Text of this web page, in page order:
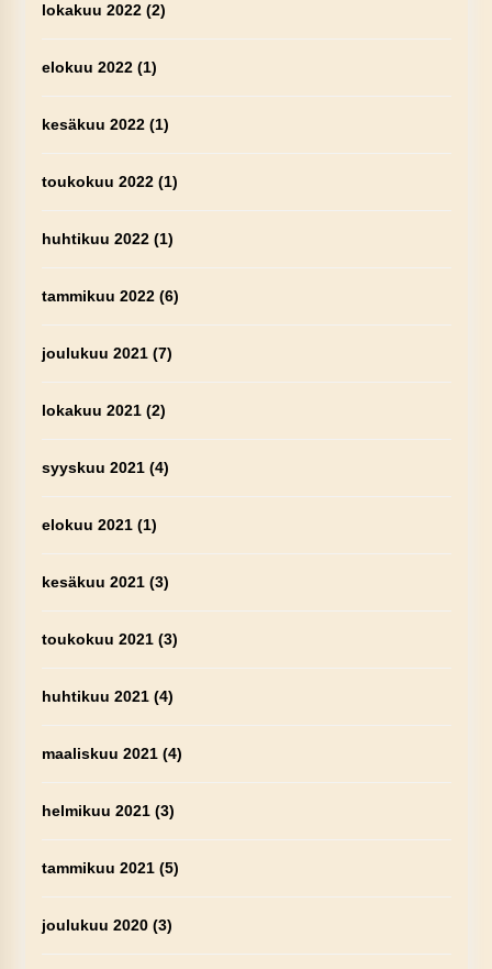
lokakuu 2022(2)
elokuu 2022(1)
kesäkuu 2022(1)
toukokuu 2022(1)
huhtikuu 2022(1)
tammikuu 2022(6)
joulukuu 2021(7)
lokakuu 2021(2)
syyskuu 2021(4)
elokuu 2021(1)
kesäkuu 2021(3)
toukokuu 2021(3)
huhtikuu 2021(4)
maaliskuu 2021(4)
helmikuu 2021(3)
tammikuu 2021(5)
joulukuu 2020(3)